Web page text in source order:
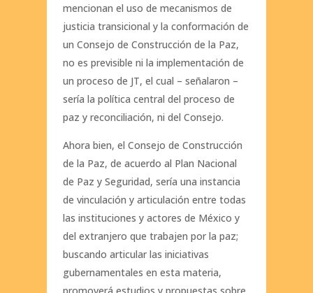
mencionan el uso de mecanismos de
justicia transicional y la conformación de
un Consejo de Construcción de la Paz,
no es previsible ni la implementación de
un proceso de JT, el cual – señalaron –
sería la política central del proceso de
paz y reconciliación, ni del Consejo.
Ahora bien, el Consejo de Construcción
de la Paz, de acuerdo al Plan Nacional
de Paz y Seguridad, sería una instancia
de vinculación y articulación entre todas
las instituciones y actores de México y
del extranjero que trabajen por la paz;
buscando articular las iniciativas
gubernamentales en esta materia,